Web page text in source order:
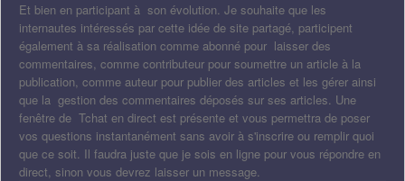
Et bien en participant à son évolution. Je souhaite que les
internautes intéressés par cette idée de site partagé, participent
également à sa réalisation comme abonné pour laisser des
commentaires, comme contributeur pour soumettre un article à la
publication, comme auteur pour publier des articles et les gérer ainsi
que la gestion des commentaires déposés sur ses articles. Une
fenêtre de Tchat en direct est présente et vous permettra de poser
vos questions instantanément sans avoir à s'inscrire ou remplir quoi
que ce soit. Il faudra juste que je sois en ligne pour vous répondre en
direct, sinon vous devrez laisser un message.